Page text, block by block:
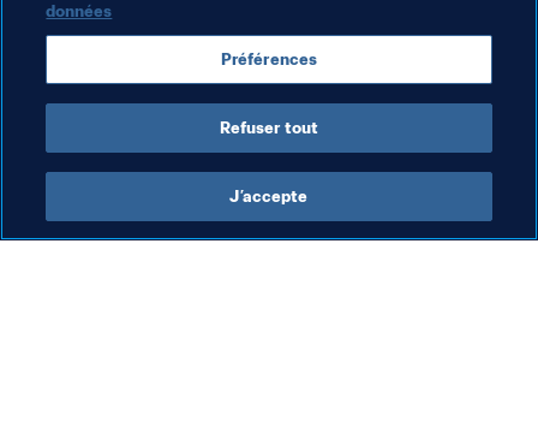
Compétitions FIFA Compétitions FIFA
England Korea Republic AFC UEFA
données
Préférences
Refuser tout
J’accepte